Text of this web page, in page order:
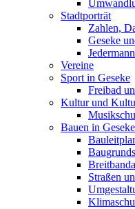
Stadtporträt
Zahlen,
Geseke
Vereine
Sport in Geseke
Freibad
Kultur und
Bauen in Geseke
Straßen